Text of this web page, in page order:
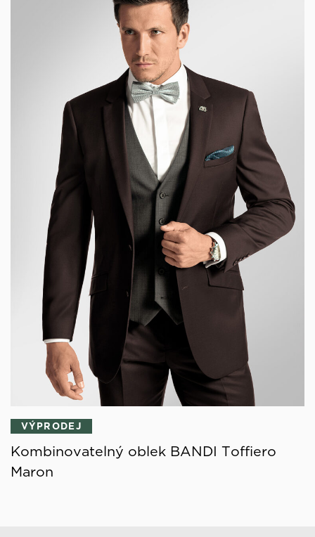
VÝPRODEJ
Kombinovatelný oblek BANDI Toffiero
Maron